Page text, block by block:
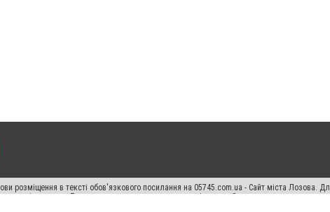
розміщення в тексті обов'язкового посилання на 05745.com.ua - Сайт міста Лозова.
в якості джерела. Порушення виняткових прав переслідується Законом.